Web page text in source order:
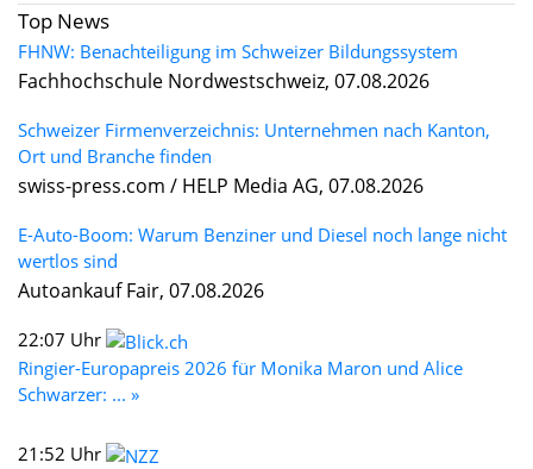
Top News
FHNW: Benachteiligung im Schweizer Bildungssystem
Fachhochschule Nordwestschweiz, 07.08.2026
Schweizer Firmenverzeichnis: Unternehmen nach Kanton,
Ort und Branche finden
swiss-press.com / HELP Media AG, 07.08.2026
E-Auto-Boom: Warum Benziner und Diesel noch lange nicht
wertlos sind
Autoankauf Fair, 07.08.2026
22:07 Uhr
Ringier-Europapreis 2026 für Monika Maron und Alice
Schwarzer: ... »
21:52 Uhr